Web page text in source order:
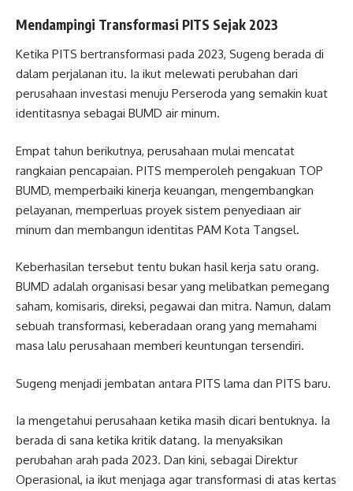
Mendampingi Transformasi PITS Sejak 2023
Ketika PITS bertransformasi pada 2023, Sugeng berada di
dalam perjalanan itu. Ia ikut melewati perubahan dari
perusahaan investasi menuju Perseroda yang semakin kuat
identitasnya sebagai BUMD air minum.
Empat tahun berikutnya, perusahaan mulai mencatat
rangkaian pencapaian. PITS memperoleh pengakuan TOP
BUMD, memperbaiki kinerja keuangan, mengembangkan
pelayanan, memperluas proyek sistem penyediaan air
minum dan membangun identitas PAM Kota Tangsel.
Keberhasilan tersebut tentu bukan hasil kerja satu orang.
BUMD adalah organisasi besar yang melibatkan pemegang
saham, komisaris, direksi, pegawai dan mitra. Namun, dalam
sebuah transformasi, keberadaan orang yang memahami
masa lalu perusahaan memberi keuntungan tersendiri.
Sugeng menjadi jembatan antara PITS lama dan PITS baru.
Ia mengetahui perusahaan ketika masih dicari bentuknya. Ia
berada di sana ketika kritik datang. Ia menyaksikan
perubahan arah pada 2023. Dan kini, sebagai Direktur
Operasional, ia ikut menjaga agar transformasi di atas kertas